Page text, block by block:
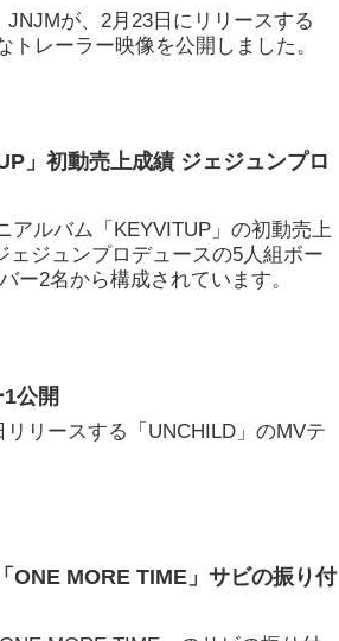
が、2月23日にリリースする
レーラー映像を公開しました。
」初動売上成績 ジェジュンプロ
アルバム「KEYVITUP」の初動売上
ェジュンプロデュースの5人組ボー
ー2名から構成されています。
公開
リースする「UNCHILD」のMVテ
ONE MORE TIME」サビの振り付